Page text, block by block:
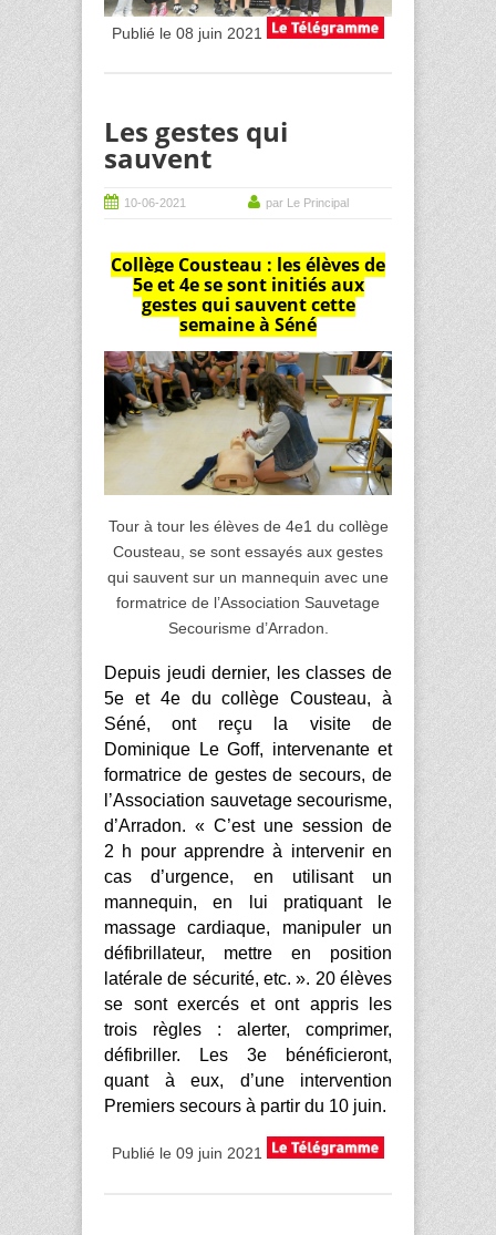
Publié le 08 juin 2021
Les gestes qui
sauvent
10-06-2021 par Le Principal
Collège Cousteau : les élèves de
5e et 4e se sont initiés aux
gestes qui sauvent cette
semaine à Séné
Tour à tour les élèves de 4e1 du collège
Cousteau, se sont essayés aux gestes
qui sauvent sur un mannequin avec une
formatrice de l’Association Sauvetage
Secourisme d’Arradon.
Depuis jeudi dernier, les classes de
5e et 4e du collège Cousteau, à
Séné, ont reçu la visite de
Dominique Le Goff, intervenante et
formatrice de gestes de secours, de
l’Association sauvetage secourisme,
d’Arradon. « C’est une session de
2 h pour apprendre à intervenir en
cas d’urgence, en utilisant un
mannequin, en lui pratiquant le
massage cardiaque, manipuler un
défibrillateur, mettre en position
latérale de sécurité, etc. ». 20 élèves
se sont exercés et ont appris les
trois règles : alerter, comprimer,
défibriller. Les 3e bénéficieront,
quant à eux, d’une intervention
Premiers secours à partir du 10 juin.
Publié le 09 juin 2021